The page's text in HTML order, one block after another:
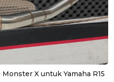
X untuk Yamaha R15